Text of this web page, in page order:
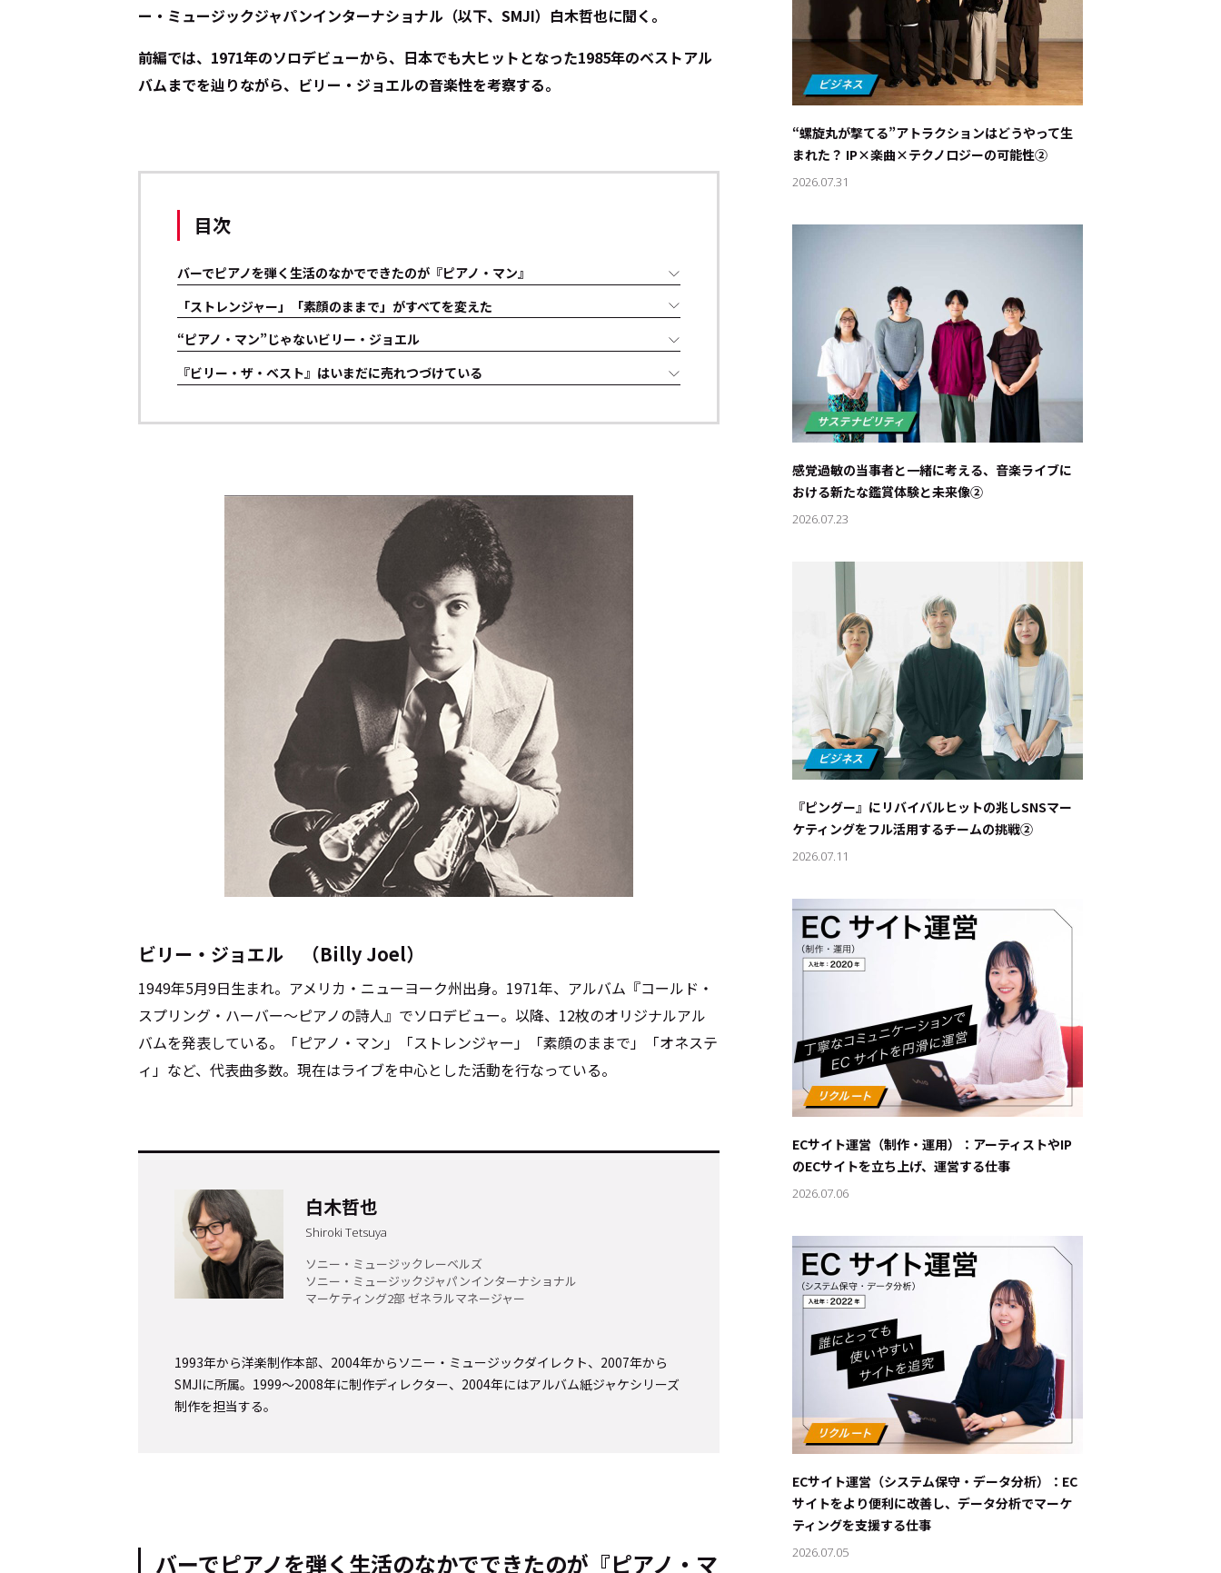
About
キーワード：
#エンタメ業界のちょっといい話
#サステナブルな取り組み #スタッフが語る
#リクルート
ー・ミュージックジャパンインターナショナル（以下、SMJI）白木哲也に聞く。
前編では、1971年のソロデビューから、日本でも大ヒットとなった1985年のベストアル
バムまでを辿りながら、ビリー・ジョエルの音楽性を考察する。
目次
バーでピアノを弾く生活のなかでできたのが『ピアノ・マン』
「ストレンジャー」「素顔のままで」がすべてを変えた
“ピアノ・マン”じゃないビリー・ジョエル
『ビリー・ザ・ベスト』はいまだに売れつづけている
ビリー・ジョエル （Billy Joel）
1949年5月9日生まれ。アメリカ・ニューヨーク州出身。1971年、アルバム『コールド・
スプリング・ハーバー～ピアノの詩人』でソロデビュー。以降、12枚のオリジナルアル
バムを発表している。「ピアノ・マン」「ストレンジャー」「素顔のままで」「オネステ
ィ」など、代表曲多数。現在はライブを中心とした活動を行なっている。
白木哲也
Shiroki Tetsuya
ソニー・ミュージックレーベルズ
ソニー・ミュージックジャパンインターナショナル
マーケティング2部 ゼネラルマネージャー
1993年から洋楽制作本部、2004年からソニー・ミュージックダイレクト、2007年から
SMJIに所属。1999～2008年に制作ディレクター、2004年にはアルバム紙ジャケシリーズ
制作を担当する。
バーでピアノを弾く生活のなかでできたのが『ピアノ・マ
“螺旋丸が撃てる”アトラクションはどうやって生
まれた？ IP×楽曲×テクノロジーの可能性②
2026.07.31
感覚過敏の当事者と一緒に考える、音楽ライブに
おける新たな鑑賞体験と未来像②
2026.07.23
『ピングー』にリバイバルヒットの兆し――SNSマー
ケティングをフル活用するチームの挑戦②
2026.07.11
ECサイト運営（制作・運用）：アーティストやIP
のECサイトを立ち上げ、運営する仕事
2026.07.06
ECサイト運営（システム保守・データ分析）：EC
サイトをより便利に改善し、データ分析でマーケ
ティングを支援する仕事
2026.07.05